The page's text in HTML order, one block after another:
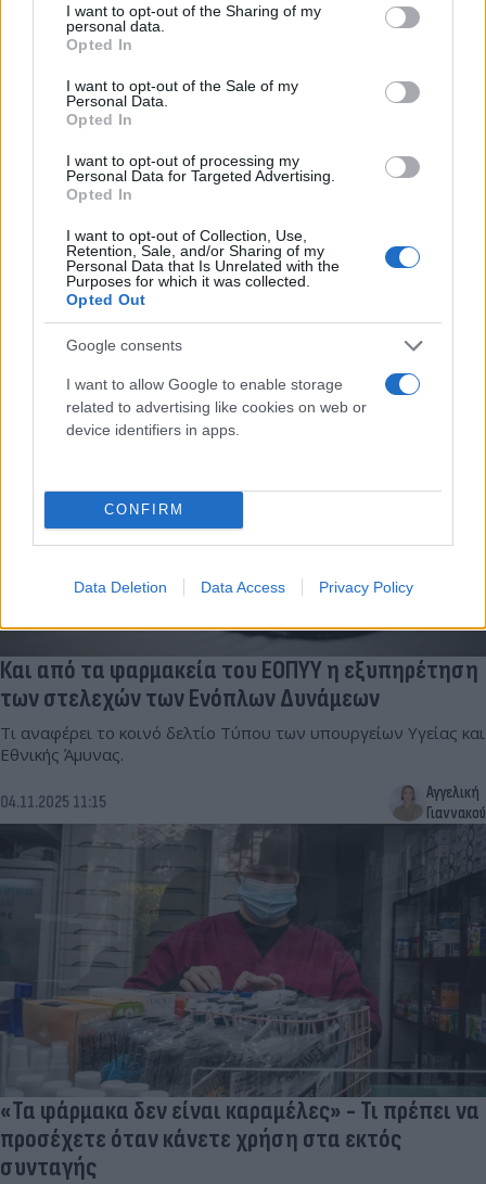
not limited to your visit or usage behaviour. You may click to
grant or deny consent to Google and its third-party tags to
use your data for below specified purposes in below Google
consent section.
I want to opt-out of the Sharing of my
personal data.
Opted In
I want to opt-out of the Sale of my
Personal Data.
Opted In
I want to opt-out of processing my
Personal Data for Targeted Advertising.
Opted In
I want to opt-out of Collection, Use,
Retention, Sale, and/or Sharing of my
Personal Data that Is Unrelated with the
Purposes for which it was collected.
Opted Out
Google consents
I want to allow Google to enable storage
related to advertising like cookies on web or
device identifiers in apps.
CONFIRM
Data Deletion Data Access Privacy Policy
Η καλοκαιρία στοκάρει... τα εμβόλια στα ράφια
των φαρμακείων - «Καμπανάκι» από τους
Ο πρόεδρος του Φαρμακευτικού Συλλόγου Αθηνών απευθύνει
έκκληση στους πολίτες να εμβολιαστούν, ενώ δίνει και
ορισμένες βασικές οδηγίες.
14.11.2025 12:14
Ομάδα
Flash.gr
Και από τα φαρμακεία του ΕΟΠΥΥ η εξυπηρέτηση
των στελεχών των Ενόπλων Δυνάμεων
Τι αναφέρει το κοινό δελτίο Τύπου των υπουργείων Υγείας και
Εθνικής Άμυνας.
04.11.2025 11:15
Αγγελική
Γιαννακού
«Τα φάρμακα δεν είναι καραμέλες» - Τι πρέπει να
προσέχετε όταν κάνετε χρήση στα εκτός
συνταγής